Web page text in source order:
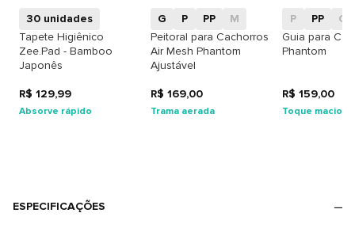
30 unidades
Tapete Higiênico
Zee.Pad - Bamboo
Japonês
R$ 129,99
Absorve rápido
G P PP
M
Peitoral para Cachorros
Air Mesh Phantom
Ajustável
R$ 169,00
Trama aerada
P PP
G
Guia para
Phantom
R$ 159,00
Toque macio
ESPECIFICAÇÕES